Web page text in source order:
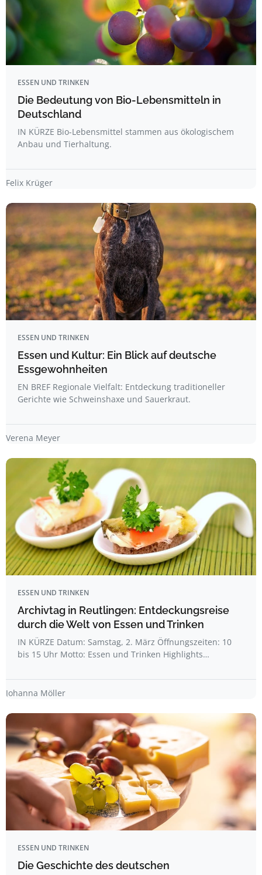
ESSEN UND TRINKEN
Die Bedeutung von Bio-Lebensmitteln in
Deutschland
IN KÜRZE Bio-Lebensmittel stammen aus ökologischem
Anbau und Tierhaltung.
Felix Krüger
ESSEN UND TRINKEN
Essen und Kultur: Ein Blick auf deutsche
Essgewohnheiten
EN BREF Regionale Vielfalt: Entdeckung traditioneller
Gerichte wie Schweinshaxe und Sauerkraut.
Verena Meyer
ESSEN UND TRINKEN
Archivtag in Reutlingen: Entdeckungsreise
durch die Welt von Essen und Trinken
IN KÜRZE Datum: Samstag, 2. März Öffnungszeiten: 10
bis 15 Uhr Motto: Essen und Trinken Highlights…
Johanna Möller
ESSEN UND TRINKEN
Die Geschichte des deutschen